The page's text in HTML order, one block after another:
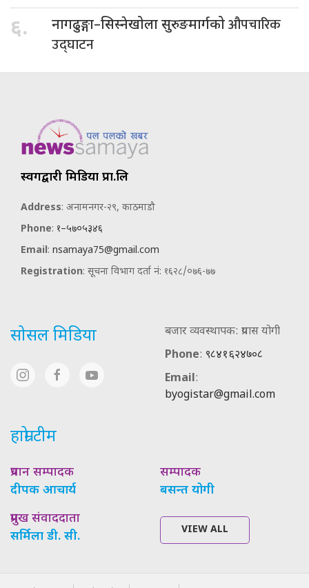
६. नागढुङ्गा–सिस्नेखोला सुरुङमार्गकोऔपचारिक
उद्घाटन
स्वर्गद्वारी मिडिया प्रा.लि
Address: अनामनगर-२९, काठमाडौ
Phone: १–५७०५३४६
Email: nsamaya75@gmail.com
Registration: सूचना विभाग दर्ता नं: १६२८/०७६-७७
सोसल मिडिया
बजार व्यवस्थापक: प्रयास योगी
Phone: ९८४१६२४७०८
Email:
byogistar@gmail.com
हाम्रो टीम
प्रधान सम्पादक
दीपक आचार्य
सम्पादक
बसन्त योगी
प्रमुख संवाददाता
सर्मिला डी. सी.
VIEW ALL